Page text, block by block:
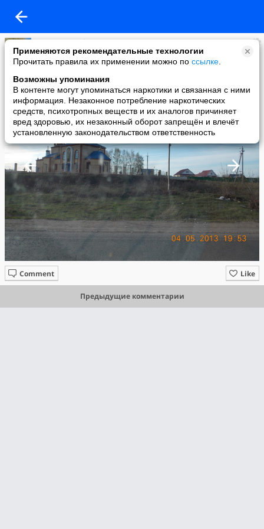
Применяются рекомендательные технологии
Прочитать правила их применении можно по ссылке
Возможны упоминания
В контенте могут упоминаться наркотики и связанная с ними
информация. Незаконное потребление наркотических
средств, психотропных веществ и их аналогов причиняет
вред здоровью, их незаконный оборот запрещён и влечёт
установленную законодательством ответственность
Лидия Тимофеева
added a photo
07 May в 14:46
Like
Comment
Предыдущие комментарии